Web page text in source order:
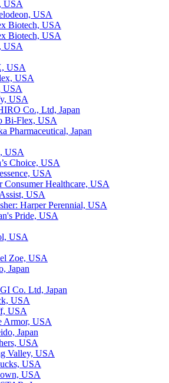
USA
USA
Biotech, USA
Biotech, USA
USA
USA
USA
USA
USA
Co., Ltd, Japan
Bi-Flex, USA
Pharmaceutical, Japan
USA
Choice, USA
USA
Consumer Healthcare, USA
USA
Harper Perennial, USA
Pride, USA
USA
Zoe, USA
Japan
Co. Ltd, Japan
USA
USA
Armor, USA
Japan
USA
Valley, USA
USA
USA